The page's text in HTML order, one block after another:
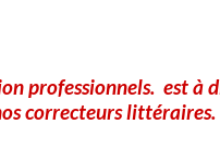
professionnels. est à
correcteurs littéraires.